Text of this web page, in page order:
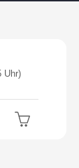
Uhr)